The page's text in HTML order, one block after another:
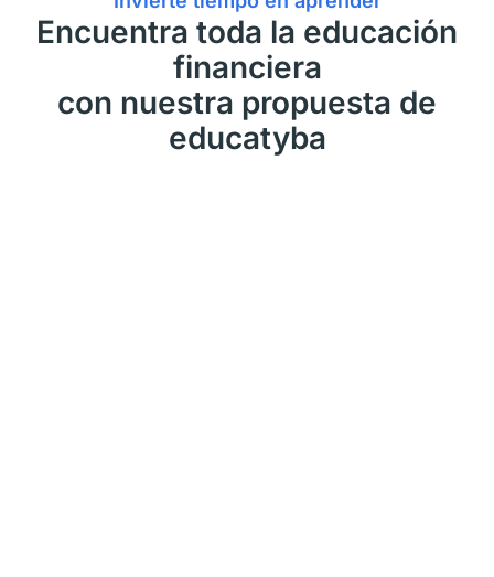
Encuentra toda la educación
financiera
con nuestra propuesta de
educatyba